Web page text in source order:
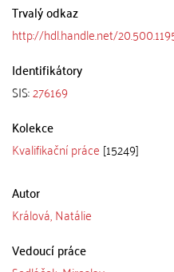
Trvalý odkaz
http://hdl.handle.net/
Identifikátory
SIS:276169
Kolekce
Kvalifikační práce [15249]
Autor
Králová, Natálie
Vedoucí práce